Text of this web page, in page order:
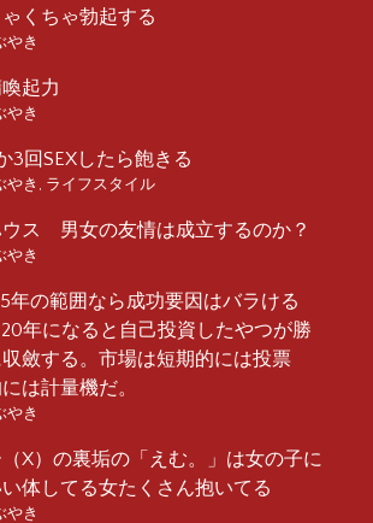
くちゃ勃起する
やき
起力
やき
3回SEXしたら飽きる
やき ライフスタイル
ウス 男女の友情は成立するのか？
やき
年の範囲なら成功要因はバラける
年になると自己投資したやつが勝
斂する。市場は短期的には投票
は計量機だ。
やき
X）の裏垢の「えむ。」は女の子に
体してる女たくさん抱いてる
やき